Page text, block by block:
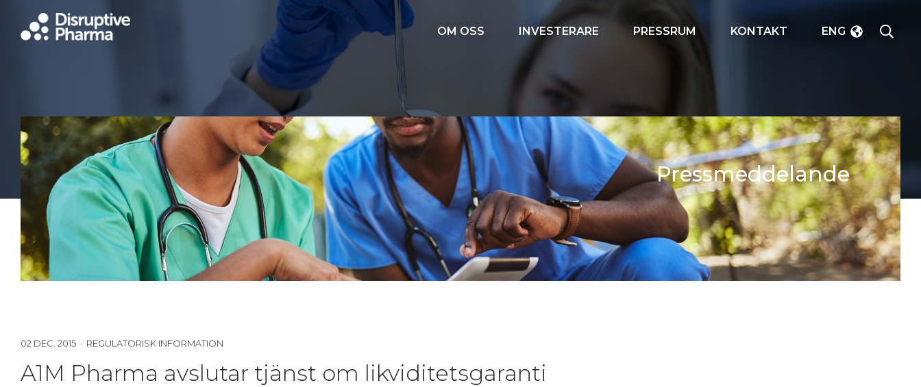
OM OSS INVESTERARE PRESSRUM KONTAKT ENG SÖK
Pressmeddelande
02 DEC. 2015 · REGULATORISK INFORMATION
A1M Pharma avslutar tjänst om likviditetsgaranti